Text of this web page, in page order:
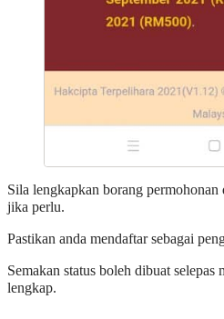
Sila lengkapkan borang
jika perlu.
Pastikan anda mendaftar sebagai
Semakan status boleh dibuat selepas
lengkap.